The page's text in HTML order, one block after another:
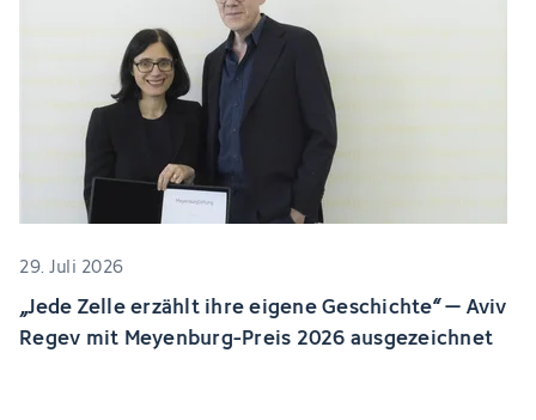
29. Juli 2026
„Jede Zelle erzählt ihre eigene Geschichte“ – Aviv
Regev mit Meyenburg-Preis 2026 ausgezeichnet